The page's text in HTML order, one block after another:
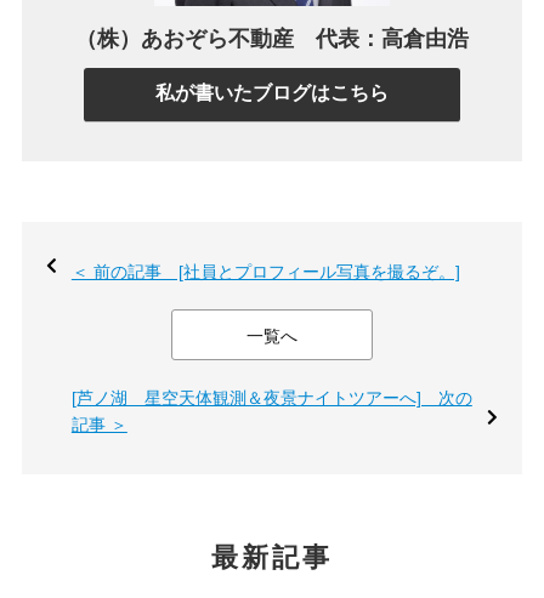
（株）あおぞら不動産 代表：高倉由浩
私が書いたブログはこちら
＜ 前の記事 [社員とプロフィール写真を撮るぞ。]
一覧へ
[芦ノ湖 星空天体観測＆夜景ナイトツアーへ] 次の
記事 ＞
最新記事